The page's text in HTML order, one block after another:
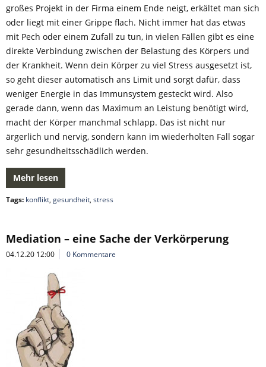
großes Projekt in der Firma einem Ende neigt, erkältet man sich
oder liegt mit einer Grippe flach. Nicht immer hat das etwas
mit Pech oder einem Zufall zu tun, in vielen Fällen gibt es eine
direkte Verbindung zwischen der Belastung des Körpers und
der Krankheit. Wenn dein Körper zu viel Stress ausgesetzt ist,
so geht dieser automatisch ans Limit und sorgt dafür, dass
weniger Energie in das Immunsystem gesteckt wird. Also
gerade dann, wenn das Maximum an Leistung benötigt wird,
macht der Körper manchmal schlapp. Das ist nicht nur
ärgerlich und nervig, sondern kann im wiederholten Fall sogar
sehr gesundheitsschädlich werden.
Mehr lesen
Tags: konflikt, gesundheit, stress
Mediation – eine Sache der Verkörperung
04.12.20 12:00 0 Kommentare